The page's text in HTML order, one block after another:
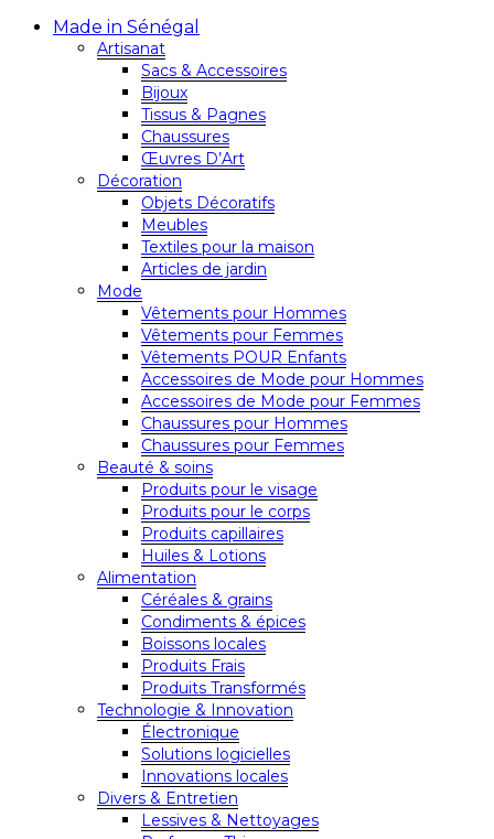
Made in Sénégal
Artisanat
Sacs & Accessoires
Bijoux
Tissus & Pagnes
Chaussures
Œuvres D’Art
Décoration
Objets Décoratifs
Meubles
Textiles pour la maison
Articles de jardin
Mode
Vêtements pour Hommes
Vêtements pour Femmes
Vêtements POUR Enfants
Accessoires de Mode pour Hommes
Accessoires de Mode pour Femmes
Chaussures pour Hommes
Chaussures pour Femmes
Beauté & soins
Produits pour le visage
Produits pour le corps
Produits capillaires
Huiles & Lotions
Alimentation
Céréales & grains
Condiments & épices
Boissons locales
Produits Frais
Produits Transformés
Technologie & Innovation
Électronique
Solutions logicielles
Innovations locales
Divers & Entretien
Lessives & Nettoyages